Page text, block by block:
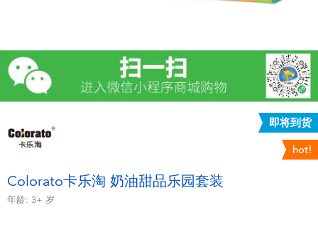
益智学习玩具
户外及运动产品
派对用品
模仿，化妆及造型系列
即将到货
hot!
Colorato卡乐淘 奶油甜品乐园套装
年龄: 3+ 岁